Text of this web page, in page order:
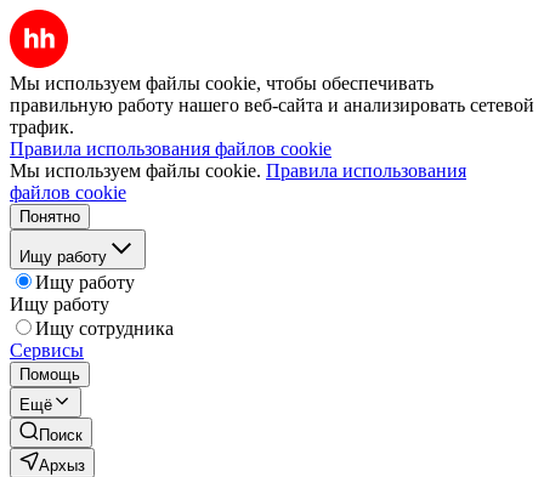
Мы используем файлы cookie, чтобы обеспечивать
правильную работу нашего веб-сайта и анализировать сетевой
трафик.
Правила использования файлов cookie
Мы используем файлы cookie. Правила использования
файлов cookie
Понятно
Ищу работу
Ищу работу
Ищу работу
Ищу сотрудника
Сервисы
Помощь
Ещё
Поиск
Архыз